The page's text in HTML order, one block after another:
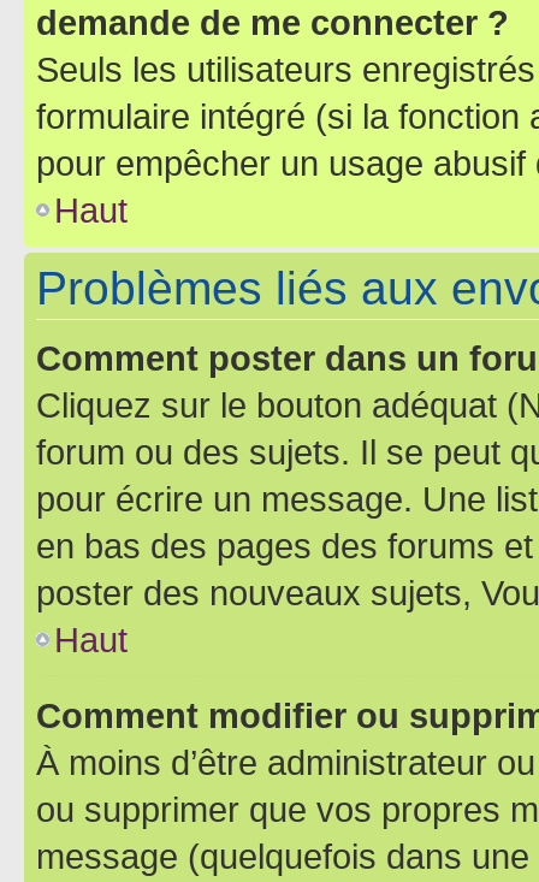
demande de me connecter ?
Seuls les utilisateurs
formulaire intégré (si la fonction
pour empêcher un usage
Haut
Problèmes liés aux
Comment poster dans un
Cliquez sur le bouton adéquat
forum ou des sujets. Il se peut
pour écrire un message. Une
en bas des pages des forums
poster des nouveaux sujets,
Haut
Comment modifier ou
À moins d’être administrateur
ou supprimer que vos propres
message (quelquefois dans